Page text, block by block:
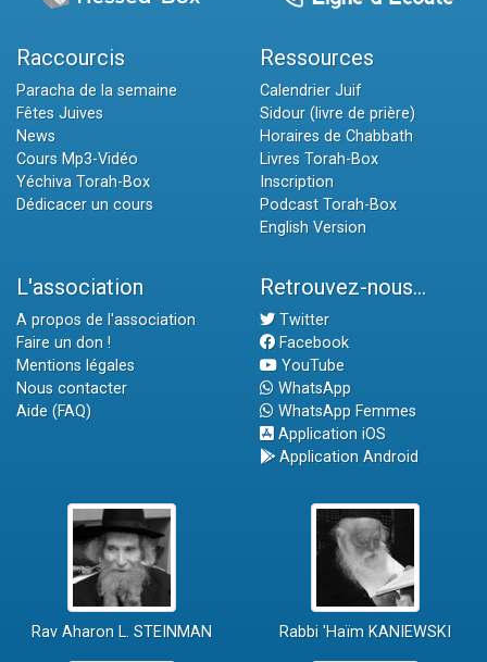
Raccourcis
Paracha de la semaine
Fêtes Juives
News
Cours Mp3-Vidéo
Yéchiva Torah-Box
Dédicacer un cours
Ressources
Calendrier Juif
Sidour (livre de prière)
Horaires de Chabbath
Livres Torah-Box
Inscription
Podcast Torah-Box
English Version
L'association
A propos de l'association
Faire un don !
Mentions légales
Nous contacter
Aide (FAQ)
Retrouvez-nous...
Twitter
Facebook
YouTube
WhatsApp
WhatsApp Femmes
Application iOS
Application Android
Rav Aharon L. STEINMAN Rabbi 'Haïm KANIEWSKI